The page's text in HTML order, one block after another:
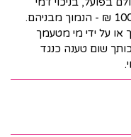
או על ידי מי מטעמך
שום טענה כנגד